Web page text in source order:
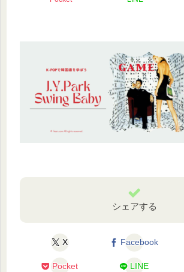
シェアする
X Facebook
Pocket LINE